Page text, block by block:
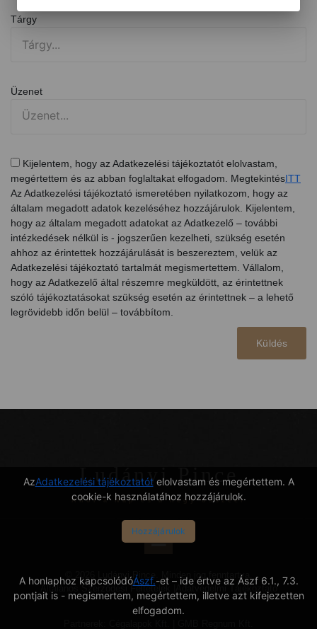
Tárgy
Üzenet
Kijelentem, hogy az Adatkezelési tájékoztatót elolvastam,
megértettem és az abban foglaltakat elfogadom. MegtekintésITT
Az Adatkezelési tájékoztató ismeretében nyilatkozom, hogy az
általam megadott adatok kezeléséhez hozzájárulok. Kijelentem,
hogy az általam megadott adatokat az Adatkezelő – további
intézkedések nélkül is - jogszerűen kezelheti, szükség esetén
ahhoz az érintettek hozzájárulását is beszereztem, velük az
Adatkezelési tájékoztató tartalmát megismertettem. Vállalom,
hogy az Adatkezelő által részemre megküldött, az érintettnek
szóló tájékoztatásokat szükség esetén az érintettnek – a lehető
legrövidebb időn belül – továbbítom.
Küldés
Ludányi Pince
Ahol a Nap és a hegy összeér
© 2026 Ludányi Pince. Minden jog fenntartva.
Általános Szerződési Feltételek
AzAdatkezelési tájékoztatótelolvastam és megértettem. A
cookie-k használatához hozzájárulok.
Hozzájárulok
A honlaphoz kapcsolódóÁszf.-et – ide értve az Ászf 6.1., 7.3.
pontjait is - megismertem, megértettem, illetve azt kifejezetten
elfogadom.